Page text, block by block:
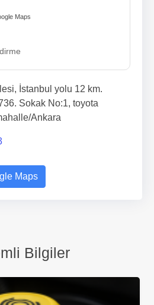
Maps
İstanbul yolu 12 km.
Sokak No:1, toyota
Ankara
Maps
Bilgiler